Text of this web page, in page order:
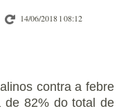
14/06/2018 l 08:12
contra a febre
de 82% do total de